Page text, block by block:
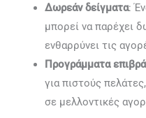
Δωρεάν δείγματα:
μπορεί να παρέχει
ενθαρρύνει τις
Προγράμματα
για πιστούς
σε μελλοντικές